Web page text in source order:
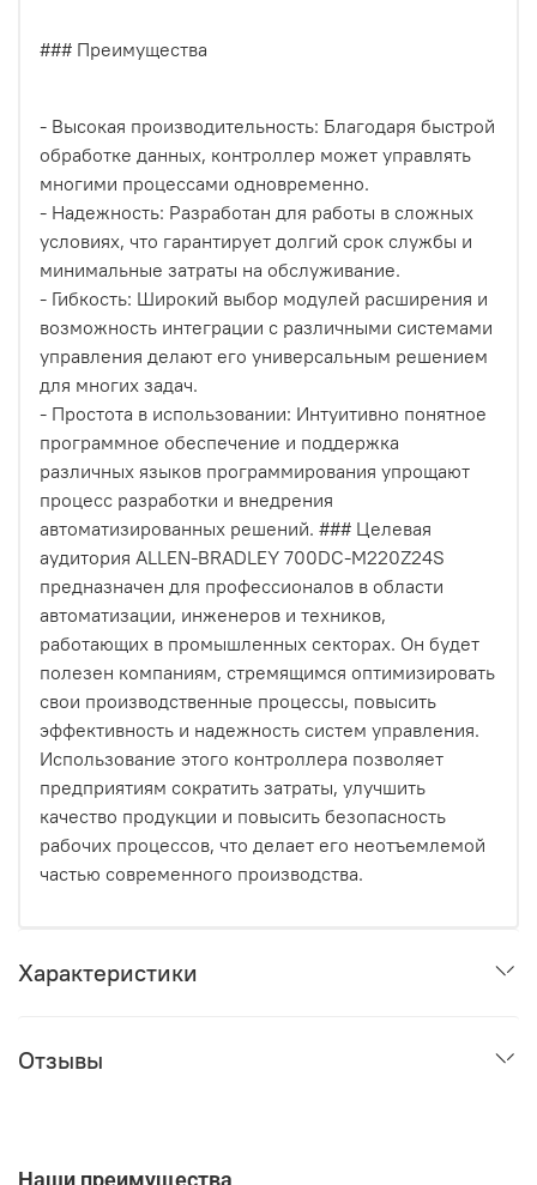
### Преимущества
- Высокая производительность: Благодаря быстрой
обработке данных, контроллер может управлять
многими процессами одновременно.
- Надежность: Разработан для работы в сложных
условиях, что гарантирует долгий срок службы и
минимальные затраты на обслуживание.
- Гибкость: Широкий выбор модулей расширения и
возможность интеграции с различными системами
управления делают его универсальным решением
для многих задач.
- Простота в использовании: Интуитивно понятное
программное обеспечение и поддержка
различных языков программирования упрощают
процесс разработки и внедрения
автоматизированных решений. ### Целевая
аудитория ALLEN-BRADLEY 700DC-M220Z24S
предназначен для профессионалов в области
автоматизации, инженеров и техников,
работающих в промышленных секторах. Он будет
полезен компаниям, стремящимся оптимизировать
свои производственные процессы, повысить
эффективность и надежность систем управления.
Использование этого контроллера позволяет
предприятиям сократить затраты, улучшить
качество продукции и повысить безопасность
рабочих процессов, что делает его неотъемлемой
частью современного производства.
Характеристики
Отзывы